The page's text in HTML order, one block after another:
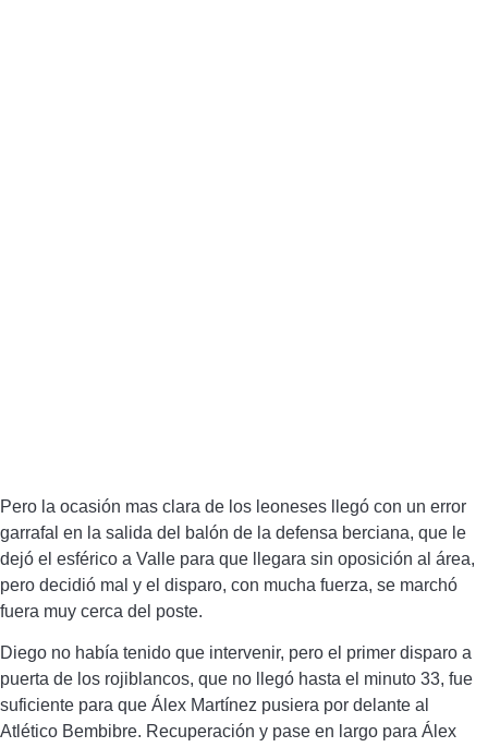
Pero la ocasión mas clara de los leoneses llegó con un error
garrafal en la salida del balón de la defensa berciana, que le
dejó el esférico a Valle para que llegara sin oposición al área,
pero decidió mal y el disparo, con mucha fuerza, se marchó
fuera muy cerca del poste.
Diego no había tenido que intervenir, pero el primer disparo a
puerta de los rojiblancos, que no llegó hasta el minuto 33, fue
suficiente para que Álex Martínez pusiera por delante al
Atlético Bembibre. Recuperación y pase en largo para Álex